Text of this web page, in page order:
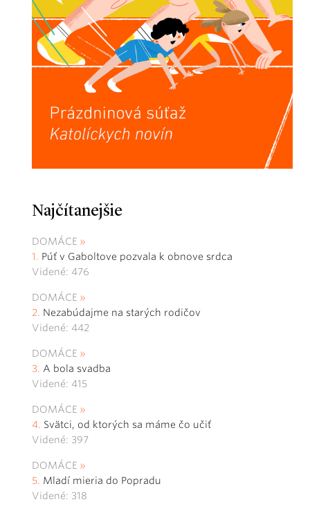
Najčítanejšie
DOMÁCE
Púť v Gaboltove pozvala k obnove srdca
Videné: 476
DOMÁCE
Nezabúdajme na starých rodičov
Videné: 442
DOMÁCE
A bola svadba
Videné: 415
DOMÁCE
Svätci, od ktorých sa máme čo učiť
Videné: 397
DOMÁCE
Mladí mieria do Popradu
Videné: 318